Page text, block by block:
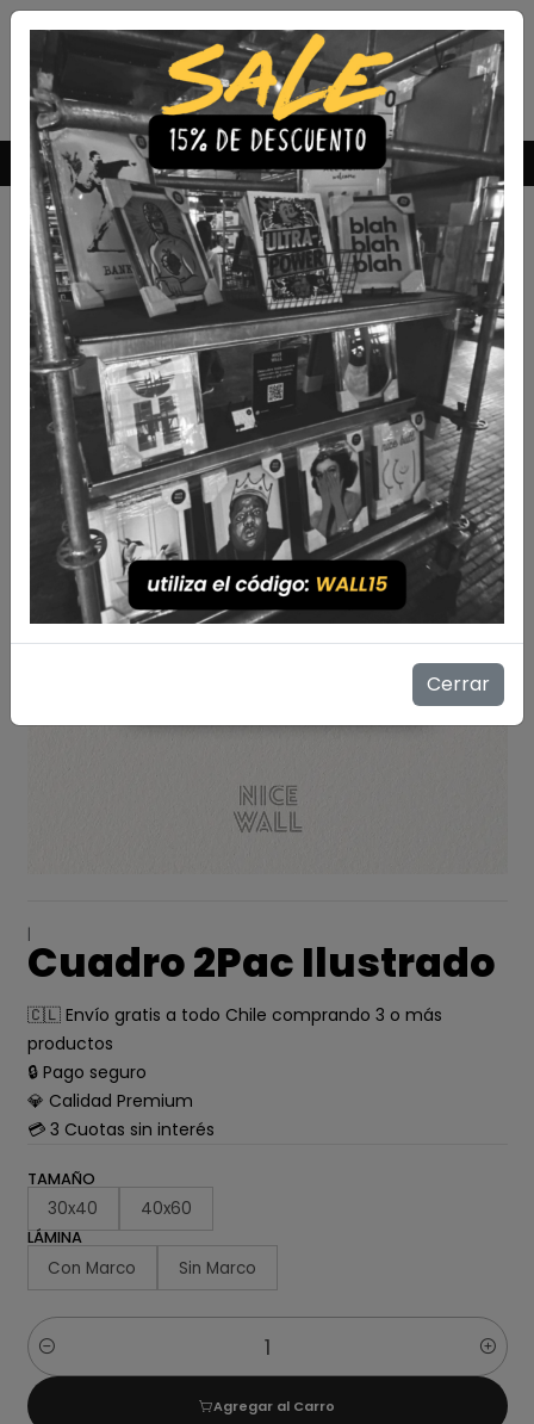
Envío Gratis a todo Chile comprando 3 o más productos
|
Cuadro 2Pac Ilustrado
🇨🇱 Envío gratis a todo Chile comprando 3 o más
productos
🔒 Pago seguro
💎 Calidad Premium
💳 3 Cuotas sin interés
TAMAÑO
30x40 40x60
LÁMINA
Con Marco Sin Marco
Cantidad
Agregar al Carro
Cerrar